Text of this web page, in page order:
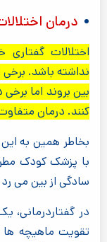
درمان
اختلالات
نداشته باشد. برخی
بین بروند اما برخی
کنند. درمان
بخاطر همین به این
با پزشک کودک
سادگی از بین می رد
در گفتاردرمانی،
تقویت ماهیچه ها